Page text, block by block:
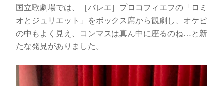
国立歌劇場では、［バレエ］プロコフィエフの「ロミ
オとジュリエット」をボックス席から観劇し、オケピ
の中もよく見え、コンマスは真ん中に座るのね…と新
たな発見がありました。